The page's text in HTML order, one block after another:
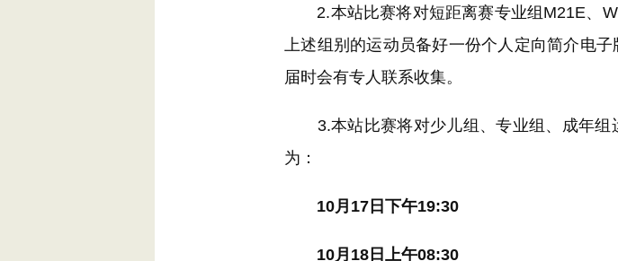
2.本站比赛将对短距离赛专业组M21E、
上述组别的运动员备好一份个人定向简介电
届时会有专人联系收集。
3.本站比赛将对少儿组、专业组、成年组
为：
10月17日下午19:30
10月18日上午08:30